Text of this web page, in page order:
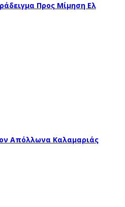
Προς Μίμηση Ελ
Απόλλωνα Καλαμαριάς